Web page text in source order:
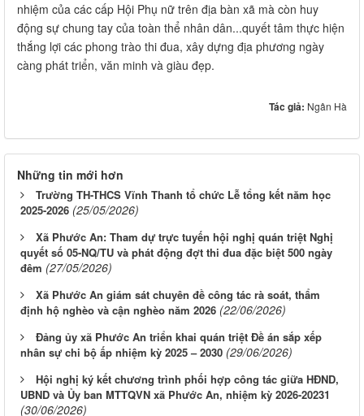
nhiệm của các cấp Hội Phụ nữ trên địa bàn xã mà còn huy
động sự chung tay của toàn thể nhân dân...quyết tâm thực hiện
thắng lợi các phong trào thi đua, xây dựng địa phương ngày
càng phát triển, văn minh và giàu đẹp.
Tác giả: Ngân Hà
Những tin mới hơn
Trường TH-THCS Vĩnh Thanh tổ chức Lễ tổng kết năm học
2025-2026 (25/05/2026)
Xã Phước An: Tham dự trực tuyến hội nghị quán triệt Nghị
quyết số 05-NQ/TU và phát động đợt thi đua đặc biệt 500 ngày
đêm (27/05/2026)
Xã Phước An giám sát chuyên đề công tác rà soát, thẩm
định hộ nghèo và cận nghèo năm 2026 (22/06/2026)
Đảng ủy xã Phước An triển khai quán triệt Đề án sắp xếp
nhân sự chi bộ ấp nhiệm kỳ 2025 – 2030 (29/06/2026)
Hội nghị ký kết chương trình phối hợp công tác giữa HĐND,
UBND và Ủy ban MTTQVN xã Phước An, nhiệm kỳ 2026-20231
(30/06/2026)